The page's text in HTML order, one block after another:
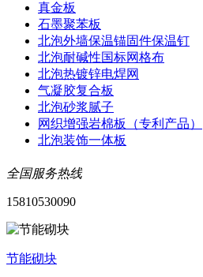
真金板
石墨聚苯板
北泡外墙保温锚固件保温钉
北泡耐碱性国标网格布
北泡热镀锌电焊网
气凝胶复合板
北泡砂浆腻子
网织增强岩棉板（专利产品）
北泡装饰一体板
全国服务热线
15810530090
节能砌块